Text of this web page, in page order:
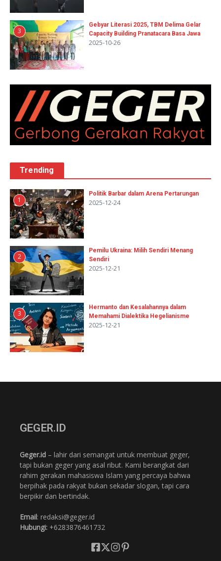
3
Gebyar Literasi 2025, TBM Delima Gelar
Capacity Building Pranatacara Basa Jawa
2025-10-26
Trending
1
Politik Barbar dalam Arena Pertarungan
2025-12-24
2
Pemilu Ukraina: Milih Sendiri Menang
Sendiri
2025-12-21
3
Hermanto dan Kesalahannya dalam
Memahami Dialektika Hegelianisme
2025-12-21
GEGER.ID
Geger.id – lahir dari semangat untuk membuat geger,
tapi bukan geger yang asal ribut. Kami berangkat dari
rahim gerakan mahasiswa Islam yang percaya bahwa
berpihak pada rakyat bukan sekadar slogan, tapi cara
berpikir dan bertindak.
Email: redaksi@geger.id
Hubungi: +6283876461732